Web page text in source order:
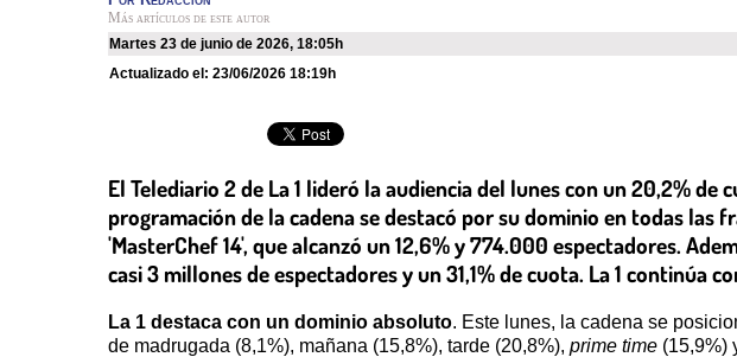
Más artículos de este autor
martes 23 de junio de 2026, 18:05h
Actualizado el: 23/06/2026 18:19h
El Telediario 2 de La 1 lideró la audiencia del lunes con un 20,2%
programación de la cadena se destacó por su dominio en todas
'MasterChef 14', que alcanzó un 12,6% y 774.000 espectadores.
casi 3 millones de espectadores y un 31,1% de cuota. La 1
La 1 destaca con un dominio absoluto. Este lunes, la cadena se
de madrugada (8,1%), mañana (15,8%), tarde (20,8%), prime time (15,9%)